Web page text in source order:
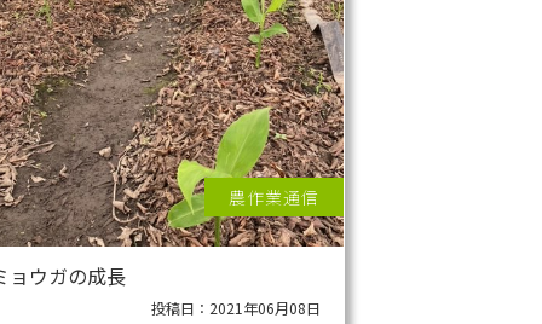
農作業通信
ョウガの成長
投稿日：2021年06月08日